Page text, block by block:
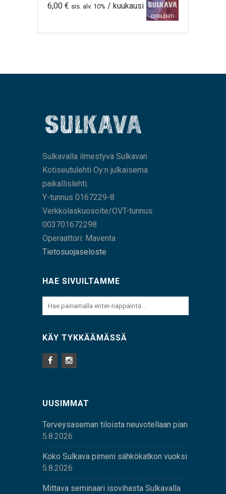
6,00 € sis. alv. 10% / kuukausi
Sulkavalla ilmestyvä Sulkavan
Kotiseutulehti Oy:n julkaisema
paikallislehti.
Y-tunnus 0167229-8
Verkkolaskuosoite/OVT-tunnus:
003701672298
Operaattori: Maventa
Tietosuojaseloste
HAE SIVUILTAMME
KÄY TYKKÄÄMÄSSÄ
UUSIMMAT
Terveysaseman tiloista neuvotellaan pian
5.8.2026
Koko Sulkava pimeni sähkökatkon vuoksi
5.8.2026
Mittava seminaari isovihasta Sulkavalla